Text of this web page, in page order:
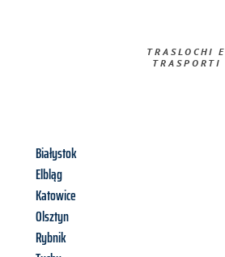
TRASLOCHI E
TRASPORTI​
Białystok
Elbląg
Katowice
Olsztyn
Rybnik